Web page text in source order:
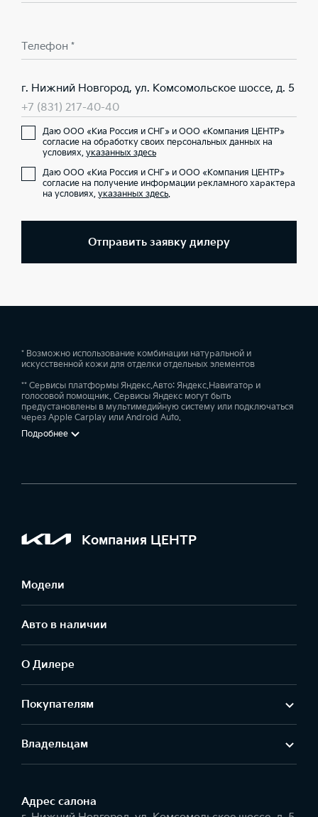
Телефон *
г. Нижний Новгород, ул. Комсомольское шоссе, д. 5
+7 (831) 217-40-40
Даю ООО «Киа Россия и СНГ» и ООО «Компания ЦЕНТР»
согласие на обработку своих персональных данных на
условиях, указанных здесь
Даю ООО «Киа Россия и СНГ» и ООО «Компания ЦЕНТР»
согласие на получение информации рекламного характера
на условиях, указанных здесь.
Отправить заявку дилеру
* Возможно использование комбинации натуральной и
искусственной кожи для отделки отдельных элементов
** Сервисы платформы Яндекс.Авто: Яндекс.Навигатор и
голосовой помощник. Сервисы Яндекс могут быть
предустановлены в мультимедийную систему или подключаться
через Apple Carplay или Android Auto.
Подробнее
Компания ЦЕНТР
Модели
Авто в наличии
О Дилере
Покупателям
Владельцам
Адрес салонa